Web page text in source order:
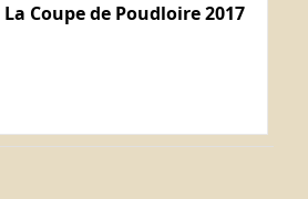
La Coupe de Poudloire 2017